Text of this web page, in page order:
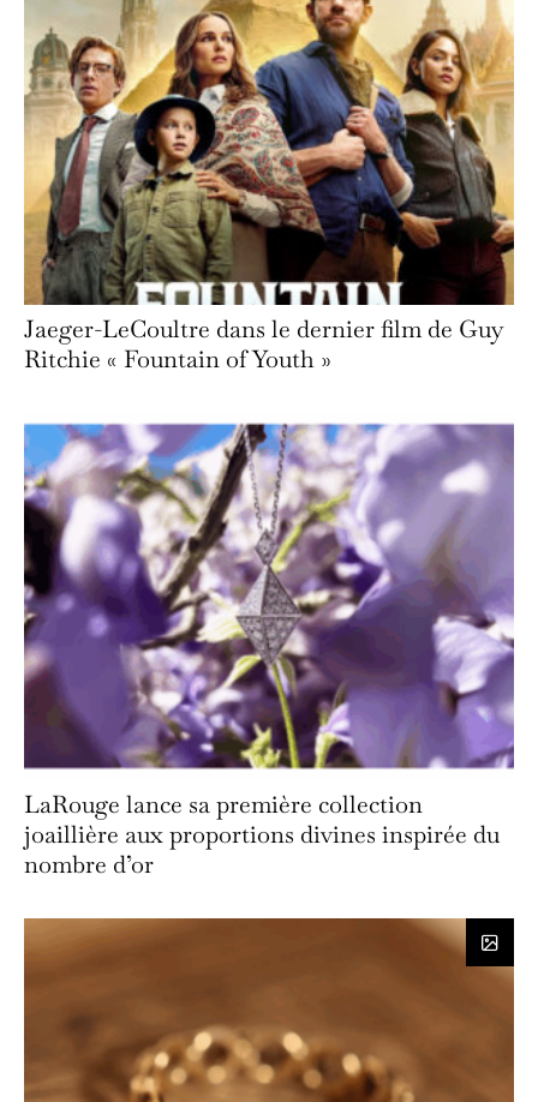
Jaeger-LeCoultre dans le dernier film de Guy
Ritchie « Fountain of Youth »
LaRouge lance sa première collection
joaillière aux proportions divines inspirée du
nombre d’or